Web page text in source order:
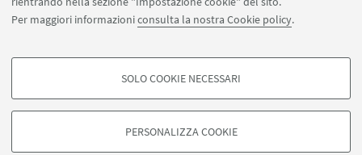
Per maggiori informazioniconsulta la nostra Cookie policy.
COOKIE DI PROFILAZIONE - FACOLTATIVI
degli utenti, creare profili in base al loro comportamento sul sito, per analisi
SOLO COOKIE NECESSARI
PERSONALIZZA COOKIE
APP:
©Copyright 2026 - ALMA MATER STUDIORUM - Università di
Bologna - Via Zamboni, 33 - 40126 Bologna - PI: 01131710376 - CF:
80007010376